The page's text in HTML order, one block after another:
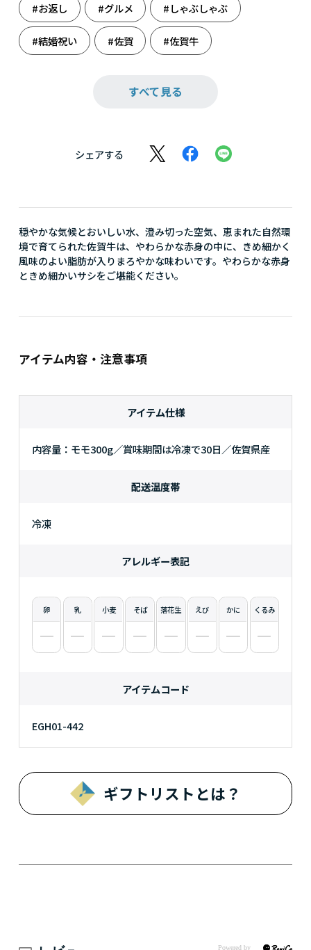
#お返し #グルメ #しゃぶしゃぶ
#結婚祝い #佐賀 #佐賀牛
すべて見る
シェアする
穏やかな気候とおいしい水、澄み切った空気、恵まれた自然環
境で育てられた佐賀牛は、やわらかな赤身の中に、きめ細かく
風味のよい脂肪が入りまろやかな味わいです。やわらかな赤身
ときめ細かいサシをご堪能ください。
アイテム内容・注意事項
アイテム仕様
内容量：モモ300g／賞味期間は冷凍で30日／佐賀県産
配送温度帯
冷凍
アレルギー表記
卵 乳 小麦 そば 落花生 えび かに くるみ
アイテムコード
EGH01-442
ギフトリストとは？